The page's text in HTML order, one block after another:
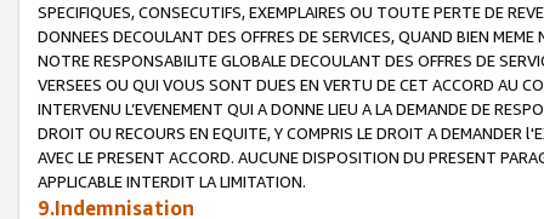
SPECIFIQUES, CONSECUTIFS, EXEMPLAIRES OU TOUTE PERTE DE
DONNEES DECOULANT DES OFFRES DE SERVICES, QUAND BIEN
NOTRE RESPONSABILITE GLOBALE DECOULANT DES OFFRES DE
VERSEES OU QUI VOUS SONT DUES EN VERTU DE CET ACCORD AU
INTERVENU L’EVENEMENT QUI A DONNE LIEU A LA DEMANDE DE
DROIT OU RECOURS EN EQUITE, Y COMPRIS LE DROIT A DEMANDER
AVEC LE PRESENT ACCORD. AUCUNE DISPOSITION DU PRESENT
APPLICABLE INTERDIT LA LIMITATION.
9.Indemnisation